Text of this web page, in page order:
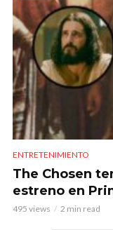
ENTRETENIMIENTO
The Chosen
estreno en
495 views 2 min read